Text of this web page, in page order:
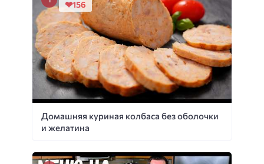
Домашняя куриная колбаса без оболочки
и желатина
156